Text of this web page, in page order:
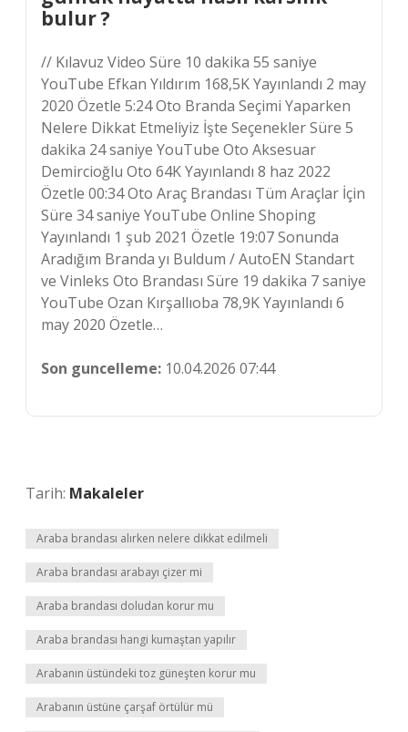
bulur ?
// Kılavuz Video Süre 10 dakika 55 saniye
YouTube Efkan Yıldırım 168,5K Yayınlandı 2 may
2020 Özetle 5:24 Oto Branda Seçimi Yaparken
Nelere Dikkat Etmeliyiz İşte Seçenekler Süre 5
dakika 24 saniye YouTube Oto Aksesuar
Demircioğlu Oto 64K Yayınlandı 8 haz 2022
Özetle 00:34 Oto Araç Brandası Tüm Araçlar İçin
Süre 34 saniye YouTube Online Shoping
Yayınlandı 1 şub 2021 Özetle 19:07 Sonunda
Aradığım Branda yı Buldum / AutoEN Standart
ve Vinleks Oto Brandası Süre 19 dakika 7 saniye
YouTube Ozan Kırşallıoba 78,9K Yayınlandı 6
may 2020 Özetle…
Son guncelleme: 10.04.2026 07:44
Tarih: Makaleler
Araba brandası alırken nelere dikkat edilmeli
Araba brandası arabayı çizer mi
Araba brandası doludan korur mu
Araba brandası hangi kumaştan yapılır
Arabanın üstündeki toz güneşten korur mu
Arabanın üstüne çarşaf örtülür mü